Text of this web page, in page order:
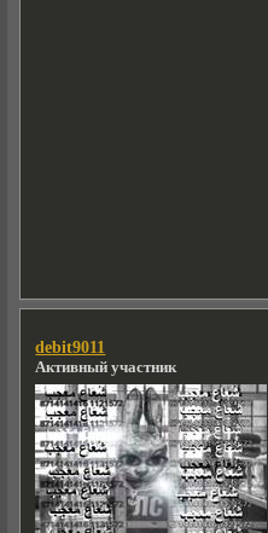
debit9011
Активный участник